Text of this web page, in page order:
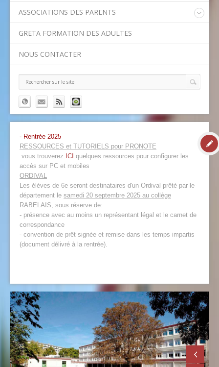
ASSOCIATIONS DES PARENTS
GRETA FORMATION DES ADULTES
NOUS CONTACTER
- Rentrée 2025
RESSOURCES et TUTORIELS pour PRONOTE
vous trouverez ICI quelques ressources pour configurer les
accès sur PC et mobiles
ORDIVAL
Les élèves de 6e seront destinataires d'un Ordival prêté par le
département le samedi 20 septembre 2025 au collège
RABELAIS, sous réserve de:
- présence avec au moins un représentant légal et le carnet de
correspondance
- convention de prêt signée et remise dans les temps impartis
(document délivré à la rentrée).